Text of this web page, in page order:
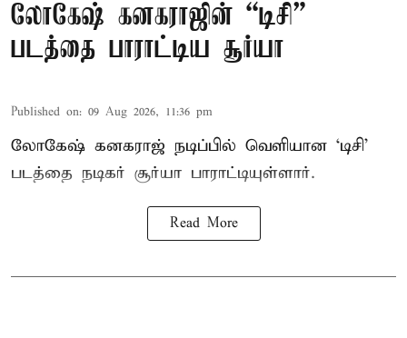
லோகேஷ் கனகராஜின் “டிசி”
படத்தை பாராட்டிய சூர்யா
Published on: 09 Aug 2026, 11:36 pm
லோகேஷ் கனகராஜ் நடிப்பில் வெளியான ‘டிசி’
படத்தை நடிகர் சூர்யா பாராட்டியுள்ளார்.
Read More